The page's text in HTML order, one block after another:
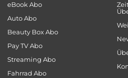
eBook Abo
Auto Abo
Beauty Box Abo
Pay TV Abo
Streaming Abo
Fahrrad Abo